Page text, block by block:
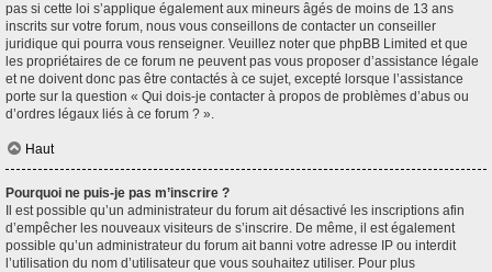
pas si cette loi s’applique également aux mineurs âgés de moins de 13 ans
inscrits sur votre forum, nous vous conseillons de contacter un conseiller
juridique qui pourra vous renseigner. Veuillez noter que phpBB Limited et que
les propriétaires de ce forum ne peuvent pas vous proposer d’assistance légale
et ne doivent donc pas être contactés à ce sujet, excepté lorsque l’assistance
porte sur la question « Qui dois-je contacter à propos de problèmes d’abus ou
d’ordres légaux liés à ce forum ? ».
Haut
Pourquoi ne puis-je pas m’inscrire ?
Il est possible qu’un administrateur du forum ait désactivé les inscriptions afin
d’empêcher les nouveaux visiteurs de s’inscrire. De même, il est également
possible qu’un administrateur du forum ait banni votre adresse IP ou interdit
l’utilisation du nom d’utilisateur que vous souhaitez utiliser. Pour plus